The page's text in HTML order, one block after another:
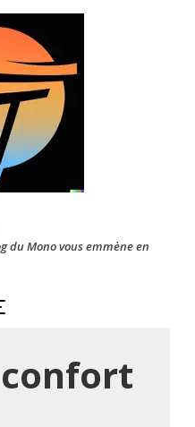
du Mono vous emmène en
confort